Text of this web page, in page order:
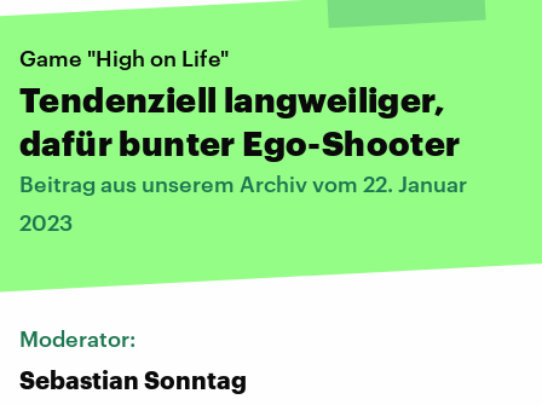
Game "High on Life"
Tendenziell langweiliger,
dafür bunter Ego-Shooter
Beitrag aus unserem Archiv vom 22. Januar
2023
Moderator:
Sebastian Sonntag